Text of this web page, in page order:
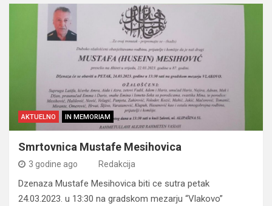
AKTUELNO IN MEMORIAM
Smrtovnica Mustafe Mesihovica
3 godine ago Redakcija
Dzenaza Mustafe Mesihovica biti ce sutra petak
24.03.2023. u 13:30 na gradskom mezarju “Vlakovo”